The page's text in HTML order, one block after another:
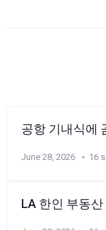
공항 기내식에
June 28, 2026 16
LA 한인 부동